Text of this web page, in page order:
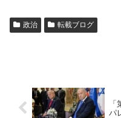
政治 転載ブログ
パ